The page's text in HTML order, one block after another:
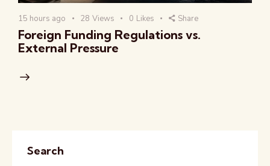
15 hours ago 28 Views 0 Likes Share
Foreign Funding Regulations vs.
External Pressure
Search